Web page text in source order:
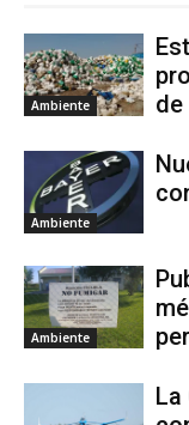
Ambiente
Ambiente
Ambiente
La